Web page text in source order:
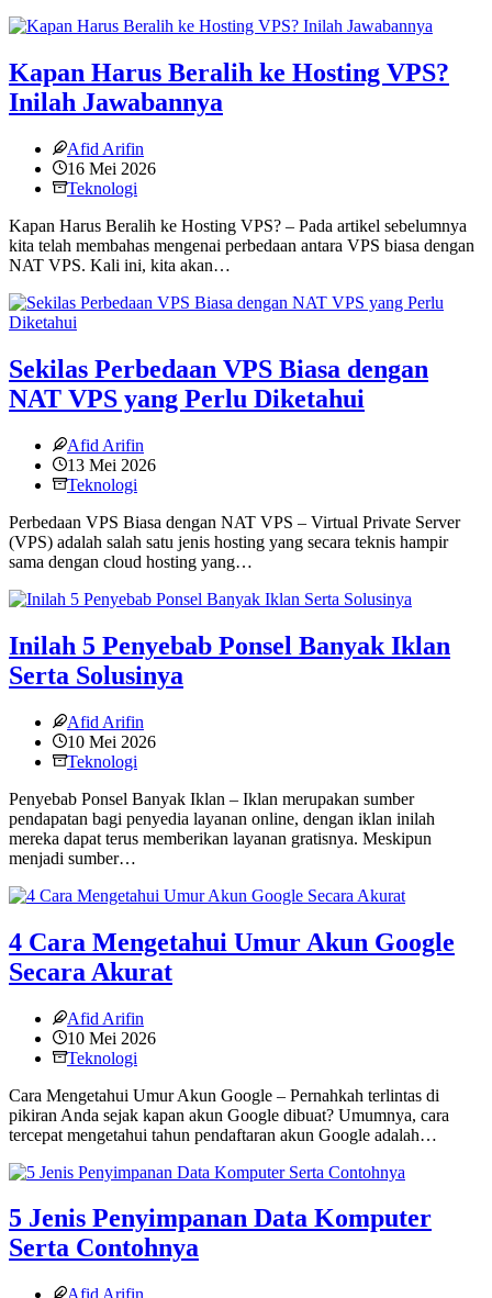
Kapan Harus Beralih ke Hosting VPS?
Inilah Jawabannya
Afid Arifin
16 Mei 2026
Teknologi
Kapan Harus Beralih ke Hosting VPS? – Pada artikel sebelumnya
kita telah membahas mengenai perbedaan antara VPS biasa dengan
NAT VPS. Kali ini, kita akan…
Sekilas Perbedaan VPS Biasa dengan
NAT VPS yang Perlu Diketahui
Afid Arifin
13 Mei 2026
Teknologi
Perbedaan VPS Biasa dengan NAT VPS – Virtual Private Server
(VPS) adalah salah satu jenis hosting yang secara teknis hampir
sama dengan cloud hosting yang…
Inilah 5 Penyebab Ponsel Banyak Iklan
Serta Solusinya
Afid Arifin
10 Mei 2026
Teknologi
Penyebab Ponsel Banyak Iklan – Iklan merupakan sumber
pendapatan bagi penyedia layanan online, dengan iklan inilah
mereka dapat terus memberikan layanan gratisnya. Meskipun
menjadi sumber…
4 Cara Mengetahui Umur Akun Google
Secara Akurat
Afid Arifin
10 Mei 2026
Teknologi
Cara Mengetahui Umur Akun Google – Pernahkah terlintas di
pikiran Anda sejak kapan akun Google dibuat? Umumnya, cara
tercepat mengetahui tahun pendaftaran akun Google adalah…
5 Jenis Penyimpanan Data Komputer
Serta Contohnya